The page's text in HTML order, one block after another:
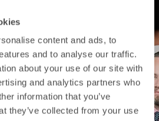
content and ads, to
and to analyse our traffic.
about your use of our site with
and analytics partners who
information that you’ve
they’ve collected from your use